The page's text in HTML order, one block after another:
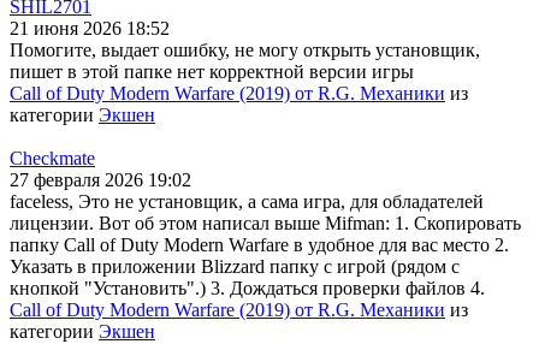
SHIL2701
21 июня 2026 18:52
Помогите, выдает ошибку, не могу открыть установщик,
пишет в этой папке нет корректной версии игры
Call of Duty Modern Warfare (2019) от R.G. Механики из
категории Экшен
Checkmate
27 февраля 2026 19:02
faceless, Это не установщик, а сама игра, для обладателей
лицензии. Вот об этом написал выше Mifman: 1. Скопировать
папку Call of Duty Modern Warfare в удобное для вас место 2.
Указать в приложении Blizzard папку с игрой (рядом с
кнопкой "Установить".) 3. Дождаться проверки файлов 4.
Call of Duty Modern Warfare (2019) от R.G. Механики из
категории Экшен